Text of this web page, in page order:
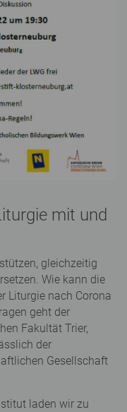
mit und
gleichzeitig
Wie kann die
Liturgie nach Corona
geht der
Fakultät Trier,
der
Gesellschaft
laden wir zu